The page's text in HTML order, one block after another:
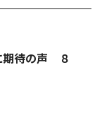
期待の声 ８